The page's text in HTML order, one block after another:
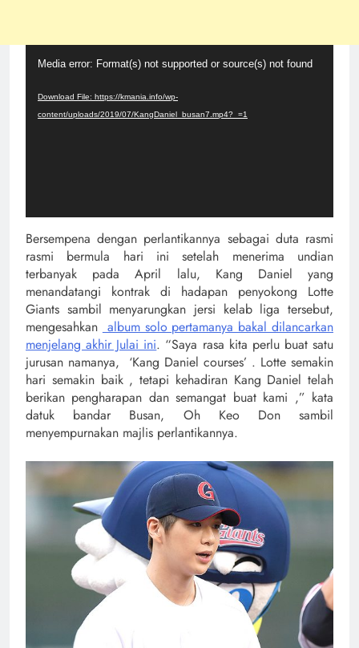
Player
Media error: Format(s) not supported or source(s) not found
Download File: https://kmania.info/wp-
content/uploads/2019/07/KangDaniel_busan7.mp4?_=1
Bersempena dengan perlantikannya sebagai duta rasmi
rasmi bermula hari ini setelah menerima undian
terbanyak pada April lalu, Kang Daniel yang
menandatangi kontrak di hadapan penyokong Lotte
Giants sambil menyarungkan jersi kelab liga tersebut,
mengesahkan album solo pertamanya bakal dilancarkan
menjelang akhir Julai ini. “Saya rasa kita perlu buat satu
jurusan namanya, ‘Kang Daniel courses’ . Lotte semakin
hari semakin baik , tetapi kehadiran Kang Daniel telah
berikan pengharapan dan semangat buat kami ,” kata
datuk bandar Busan, Oh Keo Don sambil
menyempurnakan majlis perlantikannya.